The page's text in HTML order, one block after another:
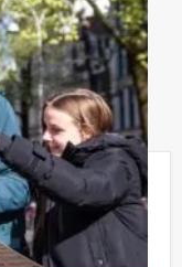
BTW
en 30 minuten